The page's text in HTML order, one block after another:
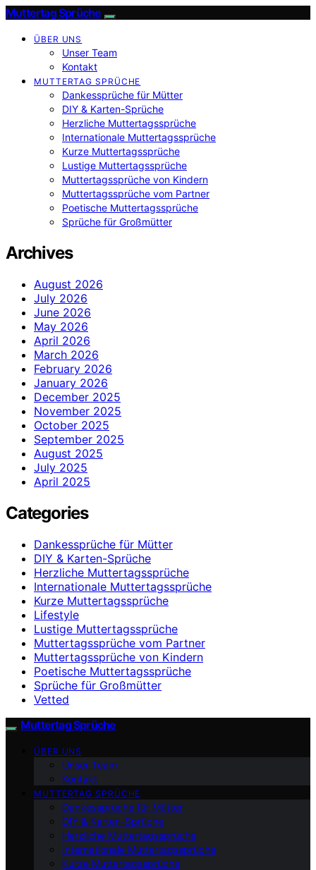
Muttertag Sprüche
ÜBER UNS
Unser Team
Kontakt
MUTTERTAG SPRÜCHE
Dankessprüche für Mütter
DIY & Karten-Sprüche
Herzliche Muttertagssprüche
Internationale Muttertagssprüche
Kurze Muttertagssprüche
Lustige Muttertagssprüche
Muttertagssprüche von Kindern
Muttertagssprüche vom Partner
Poetische Muttertagssprüche
Sprüche für Großmütter
Archives
August 2026
July 2026
June 2026
May 2026
April 2026
March 2026
February 2026
January 2026
December 2025
November 2025
October 2025
September 2025
August 2025
July 2025
April 2025
Categories
Dankessprüche für Mütter
DIY & Karten-Sprüche
Herzliche Muttertagssprüche
Internationale Muttertagssprüche
Kurze Muttertagssprüche
Lifestyle
Lustige Muttertagssprüche
Muttertagssprüche vom Partner
Muttertagssprüche von Kindern
Poetische Muttertagssprüche
Sprüche für Großmütter
Vetted
Muttertag Sprüche
ÜBER UNS
Unser Team
Kontakt
MUTTERTAG SPRÜCHE
Dankessprüche für Mütter
DIY & Karten-Sprüche
Herzliche Muttertagssprüche
Internationale Muttertagssprüche
Kurze Muttertagssprüche